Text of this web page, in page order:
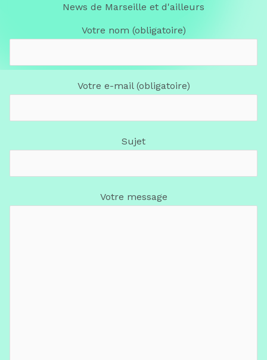
News de Marseille et d'ailleurs
Votre nom (obligatoire)
Votre e-mail (obligatoire)
Sujet
Votre message